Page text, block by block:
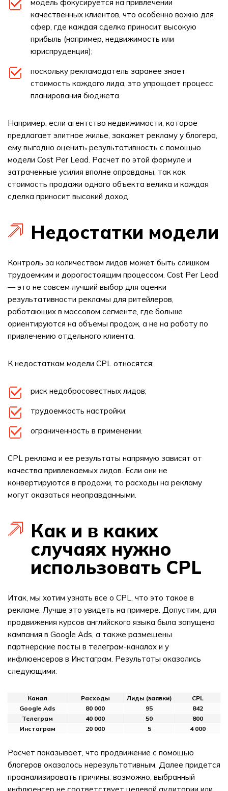
модель фокусируется на привлечении
качественных клиентов, что особенно важно для
сфер, где каждая сделка приносит высокую
прибыль (например, недвижимость или
юриспруденция);
поскольку рекламодатель заранее знает
стоимость каждого лида, это упрощает процесс
планирования бюджета.
Например, если агентство недвижимости, которое
предлагает элитное жилье, закажет рекламу у блогера,
ему выгодно оценить результативность с помощью
модели Cost Per Lead. Расчет по этой формуле и
затраченные усилия вполне оправданы, так как
стоимость продажи одного объекта велика и каждая
сделка приносит высокий доход.
Недостатки модели
Контроль за количеством лидов может быть слишком
трудоемким и дорогостоящим процессом. Cost Per Lead
— это не совсем лучший выбор для оценки
результативности рекламы для ритейлеров,
работающих в массовом сегменте, где больше
ориентируются на объемы продаж, а не на работу по
привлечению отдельного клиента.
К недостаткам модели CPL относятся:
риск недобросовестных лидов;
трудоемкость настройки;
ограниченность в применении.
CPL реклама и ее результаты напрямую зависят от
качества привлекаемых лидов. Если они не
конвертируются в продажи, то расходы на рекламу
могут оказаться неоправданными.
Как и в каких
случаях нужно
использовать CPL
Итак, мы хотим узнать все о CPL, что это такое в
рекламе. Лучше это увидеть на примере. Допустим, для
продвижения курсов английского языка была запущена
кампания в Google Ads, а также размещены
партнерские посты в телеграм-каналах и у
инфлюенсеров в Инстаграм. Результаты оказались
следующими:
Канал Расходы Лиды (заявки)
CPL
Google Ads
80 000 95
842
Телеграм
40 000 50
800
Инстаграм
20 000 5 4 000
Расчет показывает, что продвижение с помощью
блогеров оказалось нерезультативным. Далее придется
проанализировать причины: возможно, выбранный